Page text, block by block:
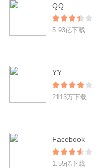
QQ
5.93亿下载
YY
2113万下载
Facebook
1.55亿下载